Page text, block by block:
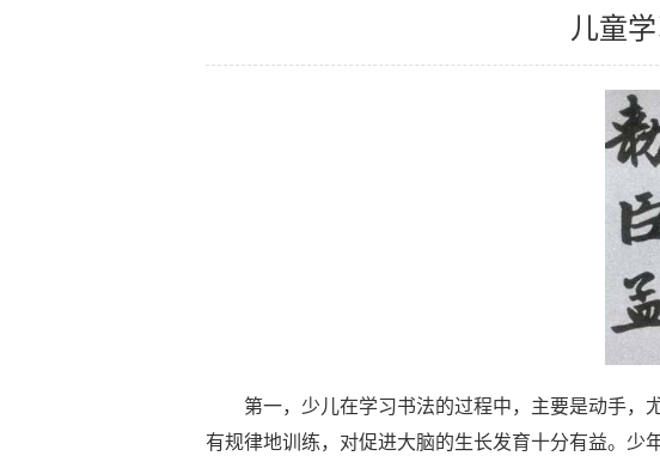
儿童
第一，少儿在学习书法的过程中，主要是动手，
有规律地训练，对促进大脑的生长发育十分有益。少